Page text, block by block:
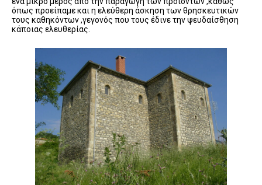
όπως προείπαμε και η ελεύθερη άσκηση των θρησκευτικών
τους καθηκόντων ,γεγονός που τους έδινε την ψευδαίσθηση
κάποιας ελευθερίας.